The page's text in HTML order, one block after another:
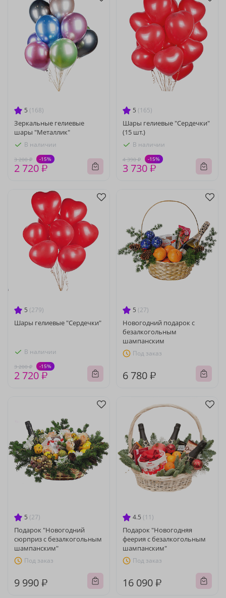
5 (168)
Зеркальные гелиевые
шары "Металлик"
В наличии
3 200 ₽ -15%
2 720 ₽
5 (165)
Шары гелиевые "Сердечки"
(15 шт.)
В наличии
4 390 ₽ -15%
3 730 ₽
5 (279)
Шары гелиевые "Сердечки"
В наличии
3 200 ₽ -15%
2 720 ₽
5 (27)
Новогодний подарок с
безалкогольным
шампанским
Под заказ
6 780 ₽
5 (27)
Подарок "Новогодний
сюрприз с безалкогольным
шампанским"
Под заказ
9 990 ₽
4.5 (11)
Подарок "Новогодняя
феерия с безалкогольным
шампанским"
Под заказ
16 090 ₽